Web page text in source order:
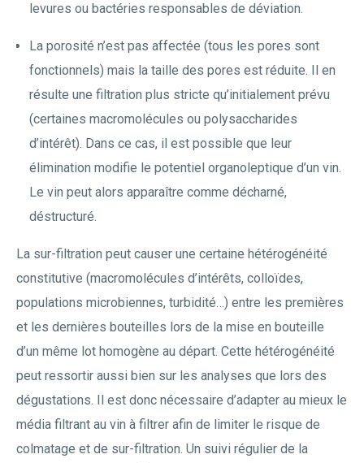
levures ou bactéries responsables de déviation.
La porosité n’est pas affectée (tous les pores sont
fonctionnels) mais la taille des pores est réduite. Il en
résulte une filtration plus stricte qu’initialement prévu
(certaines macromolécules ou polysaccharides
d’intérêt). Dans ce cas, il est possible que leur
élimination modifie le potentiel organoleptique d’un vin.
Le vin peut alors apparaître comme décharné,
déstructuré.
La sur-filtration peut causer une certaine hétérogénéité
constitutive (macromolécules d’intérêts, colloïdes,
populations microbiennes, turbidité…) entre les premières
et les dernières bouteilles lors de la mise en bouteille
d’un même lot homogène au départ. Cette hétérogénéité
peut ressortir aussi bien sur les analyses que lors des
dégustations. Il est donc nécessaire d’adapter au mieux le
média filtrant au vin à filtrer afin de limiter le risque de
colmatage et de sur-filtration. Un suivi régulier de la